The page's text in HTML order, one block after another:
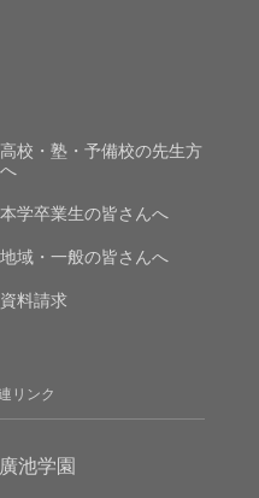
高校・塾・予備校の先生方
へ
本学卒業生の皆さんへ
地域・一般の皆さんへ
資料請求
リンク
池学園